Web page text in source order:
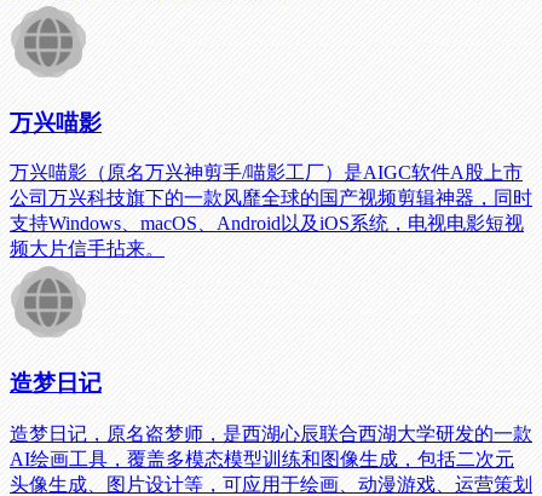
万兴喵影
万兴喵影（原名万兴神剪手/喵影工厂）是AIGC软件A股上市
公司万兴科技旗下的一款风靡全球的国产视频剪辑神器，同时
支持Windows、macOS、Android以及iOS系统，电视电影短视
频大片信手拈来。
造梦日记
造梦日记，原名盗梦师，是西湖心辰联合西湖大学研发的一款
AI绘画工具，覆盖多模态模型训练和图像生成，包括二次元
头像生成、图片设计等，可应用于绘画、动漫游戏、运营策划